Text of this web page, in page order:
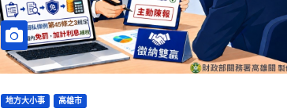
地方大小事 高雄市